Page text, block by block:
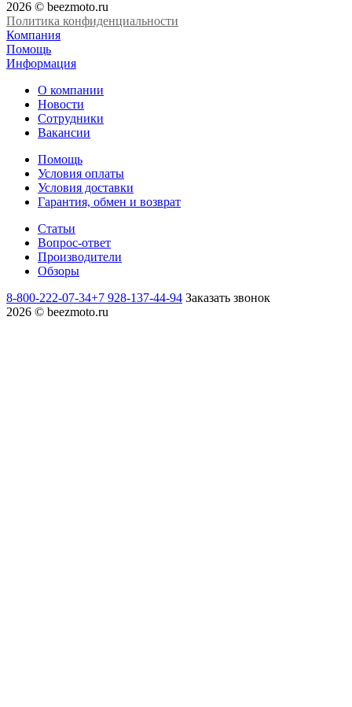
2026 © beezmoto.ru
Политика конфиденциальности
Компания
Помощь
Информация
О компании
Новости
Сотрудники
Вакансии
Помощь
Условия оплаты
Условия доставки
Гарантия, обмен и возврат
Статьи
Вопрос-ответ
Производители
Обзоры
8-800-222-07-34+7 928-137-44-94 Заказать звонок
2026 © beezmoto.ru